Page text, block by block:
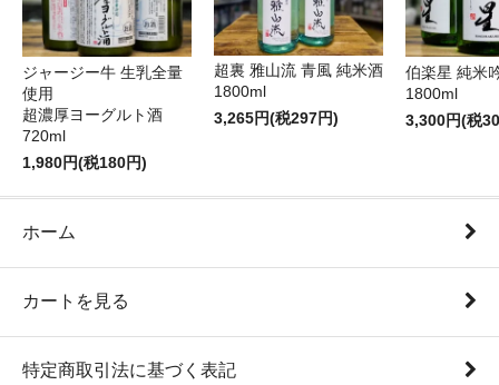
ジャージー牛 生乳全量
使用
超濃厚ヨーグルト酒
720ml
1,980円(税180円)
超裏 雅山流 青風 純米酒
1800ml
3,265円(税297円)
伯楽星 純米
1800ml
3,300円(税
ホーム
カートを見る
特定商取引法に基づく表記